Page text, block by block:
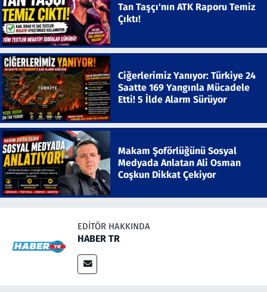
Tan Taşçı'nın ATK Raporu Temiz
Çıktı!
Ciğerlerimiz Yanıyor: Türkiye 24
Saatte 169 Yangınla Mücadele
Etti! 5 İlde Alarm Sürüyor
Makam Şoförlüğünü Sosyal
Medyada Anlatan Ali Osman
Coşkun Dikkat Çekiyor
EDITÖR HAKKINDA
HABER TR